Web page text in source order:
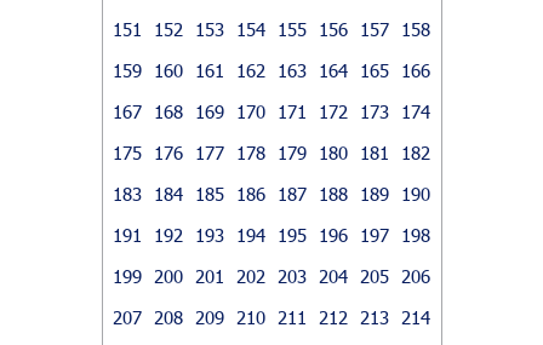
151
152 153 154 155 156 157
158
159
160 161 162 163 164 165
166
167
168 169 170 171 172 173
174
175
176 177 178 179 180 181
182
183
184 185 186 187 188 189
190
191
192 193 194 195 196 197
198
199
200 201 202 203 204 205
206
207
208 209 210 211 212 213
214